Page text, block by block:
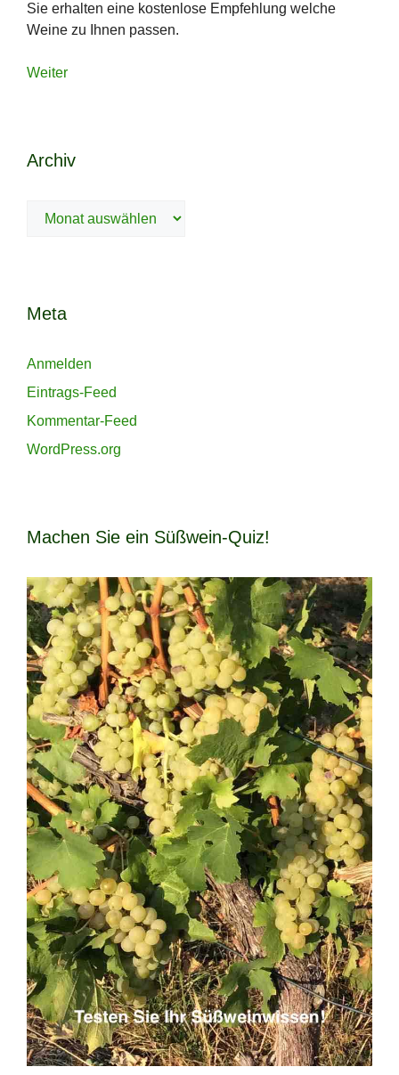
Sie erhalten eine kostenlose Empfehlung welche
Weine zu Ihnen passen.
Weiter
Archiv
Archiv
Meta
Anmelden
Eintrags-Feed
Kommentar-Feed
WordPress.org
Machen Sie ein Süßwein-Quiz!